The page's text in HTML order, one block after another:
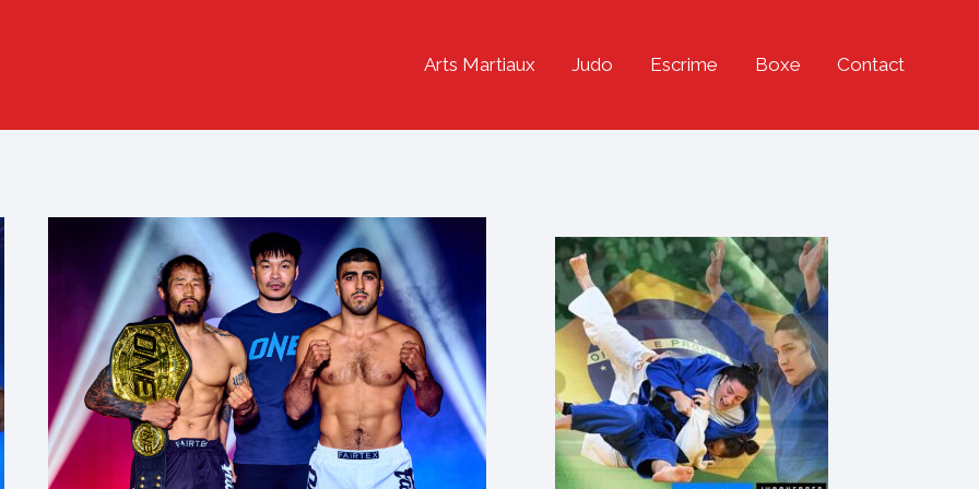
Arts Martiaux Judo Escrime Boxe Contact